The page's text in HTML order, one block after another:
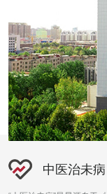
中医治未病